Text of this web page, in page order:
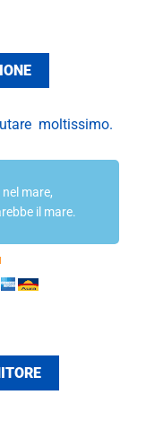
moltissimo.
mare,
il mare.